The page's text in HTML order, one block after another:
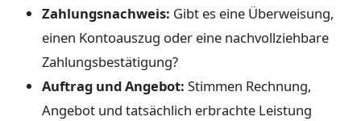
Zahlungsnachweis: Gibt es eine Überweisung,
einen Kontoauszug oder eine nachvollziehbare
Zahlungsbestätigung?
Auftrag und Angebot: Stimmen Rechnung,
Angebot und tatsächlich erbrachte Leistung